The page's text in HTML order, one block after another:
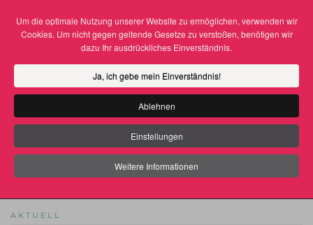
Um die optimale Nutzung unserer Website zu ermöglichen, verwenden wir
Cookies. Um nicht gegen geltende Gesetze zu verstoßen, benötigen wir
dazu Ihr ausdrückliches Einverständnis.
Ja, ich gebe mein Einverständnis!
Ablehnen
Einstellungen
Weitere Informationen
Zum Hauptinhalt springen
THOMAS GRAF
AKTUELL